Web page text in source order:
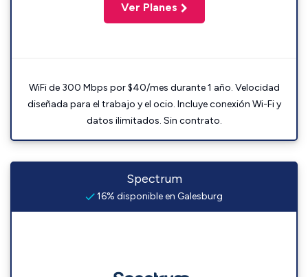
Ver Planes
WiFi de 300 Mbps por $40/mes durante 1 año. Velocidad
diseñada para el trabajo y el ocio. Incluye conexión Wi-Fi y
datos ilimitados. Sin contrato.
Spectrum
16% disponible en Galesburg